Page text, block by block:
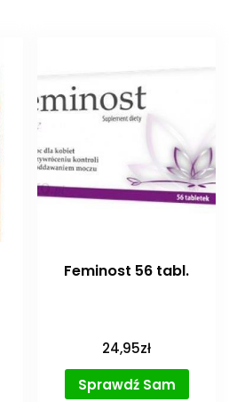
Feminost 56 tabl.
24,95zł
Sprawdź Sam